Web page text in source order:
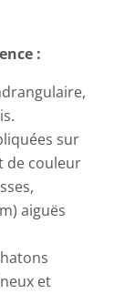
:
sur
de couleur
aiguës
et